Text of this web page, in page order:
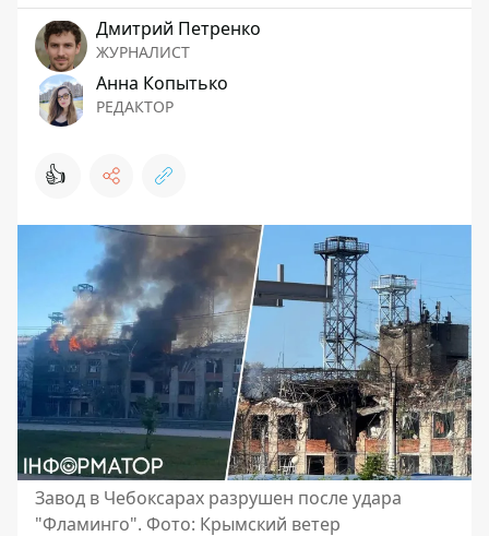
Дмитрий Петренко
ЖУРНАЛИСТ
Анна Копытько
РЕДАКТОР
👍
Завод в Чебоксарах разрушен после удара
"Фламинго". Фото: Крымский ветер